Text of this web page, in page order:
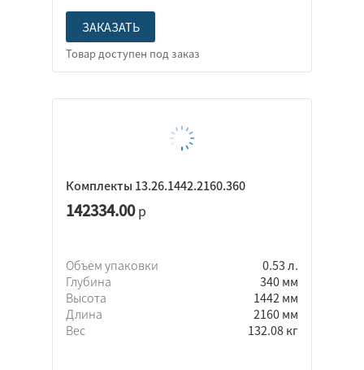
ЗАКАЗАТЬ
Комплекты 13.26.1442.2160.360
142334.00р
Объем упаковки
0.53 л.
Глубина
340 мм
Высота
1442 мм
Длина
2160 мм
Вес
132.08 кг